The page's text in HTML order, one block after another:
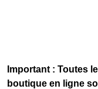
Important : Toutes
boutique en ligne